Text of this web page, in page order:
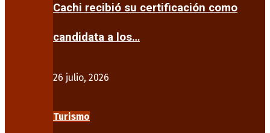
Cachi recibió su certificación como
candidata a los…
26 julio, 2026
Turismo